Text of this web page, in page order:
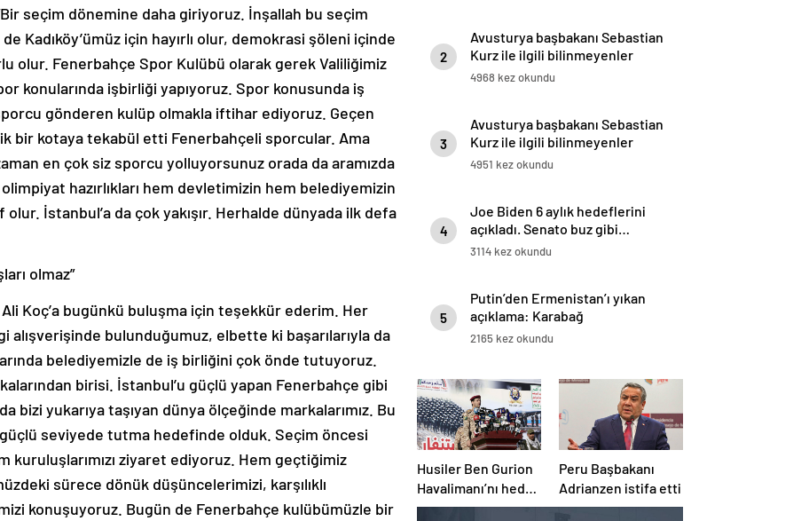
seçim dönemine daha giriyoruz. İnşallah bu seçim
Kadıköy’ümüz için hayırlı olur, demokrasi şöleni içinde
olur. Fenerbahçe Spor Kulübü olarak gerek Valiliğimiz
konularında işbirliği yapıyoruz. Spor konusunda iş
gönderen kulüp olmakla iftihar ediyoruz. Geçen
bir kotaya tekabül etti Fenerbahçeli sporcular. Ama
en çok siz sporcu yolluyorsunuz orada da aramızda
hazırlıkları hem devletimizin hem belediyemizin
İstanbul’a da çok yakışır. Herhalde dünyada ilk defa
olmaz”
Ali Koç’a bugünkü buluşma için teşekkür ederim. Her
bulunduğumuz, elbette ki başarılarıyla da
belediyemizle de iş birliğini çok önde tutuyoruz.
birisi. İstanbul’u güçlü yapan Fenerbahçe gibi
bizi yukarıya taşıyan dünya ölçeğinde markalarımız. Bu
seviyede tutma hedefinde olduk. Seçim öncesi
kuruluşlarımızı ziyaret ediyoruz. Hem geçtiğimiz
sürece dönük düşüncelerimizi, karşılıklı
konuşuyoruz. Bugün de Fenerbahçe kulübümüzle bir
2
Avusturya başbakanı Sebastian
Kurz ile ilgili bilinmeyenler
4968 kez okundu
3
Avusturya başbakanı Sebastian
Kurz ile ilgili bilinmeyenler
4951 kez okundu
4
Joe Biden 6 aylık hedeflerini
açıkladı. Senato buz gibi…
3114 kez okundu
5
Putin’den Ermenistan’ı yıkan
açıklama: Karabağ
Azerbaycan’ın ayrılmaz bir
2165 kez okundu
Husiler Ben Gurion
Havalimanı’nı hedef
aldı
Peru Başbakanı
Adrianzen istifa etti